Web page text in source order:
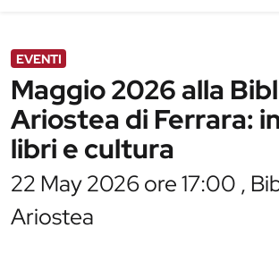
EVENTI
Maggio 2026 alla
Ariostea di Ferrara:
libri e cultura
22 May 2026 ore 17:00 ,
Ariostea